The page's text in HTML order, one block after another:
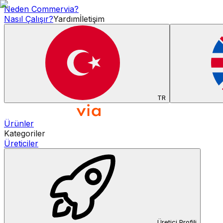
Neden Commervia?
Nasıl Çalışır?Yardımİletişim
TR
Ürünler
Kategoriler
Üreticiler